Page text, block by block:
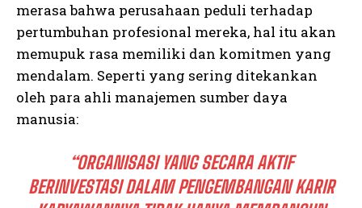
merasa bahwa perusahaan peduli terhadap
pertumbuhan profesional mereka, hal itu akan
memupuk rasa memiliki dan komitmen yang
mendalam. Seperti yang sering ditekankan
oleh para ahli manajemen sumber daya
manusia:
“ORGANISASI YANG SECARA AKTIF
BERINVESTASI DALAM PENGEMBANGAN KARIR